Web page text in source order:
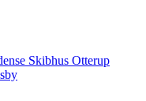
Skibhus Otterup